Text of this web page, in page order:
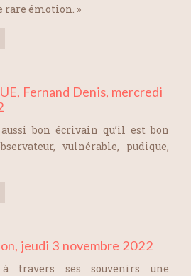
rare émotion. »
Fernand Denis, mercredi
bon écrivain qu’il est bon
vulnérable, pudique,
jeudi 3 novembre 2022
travers ses souvenirs une